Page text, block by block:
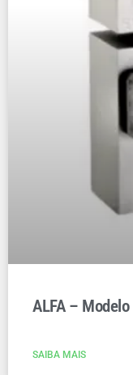
ALFA –
SAIBA MAIS